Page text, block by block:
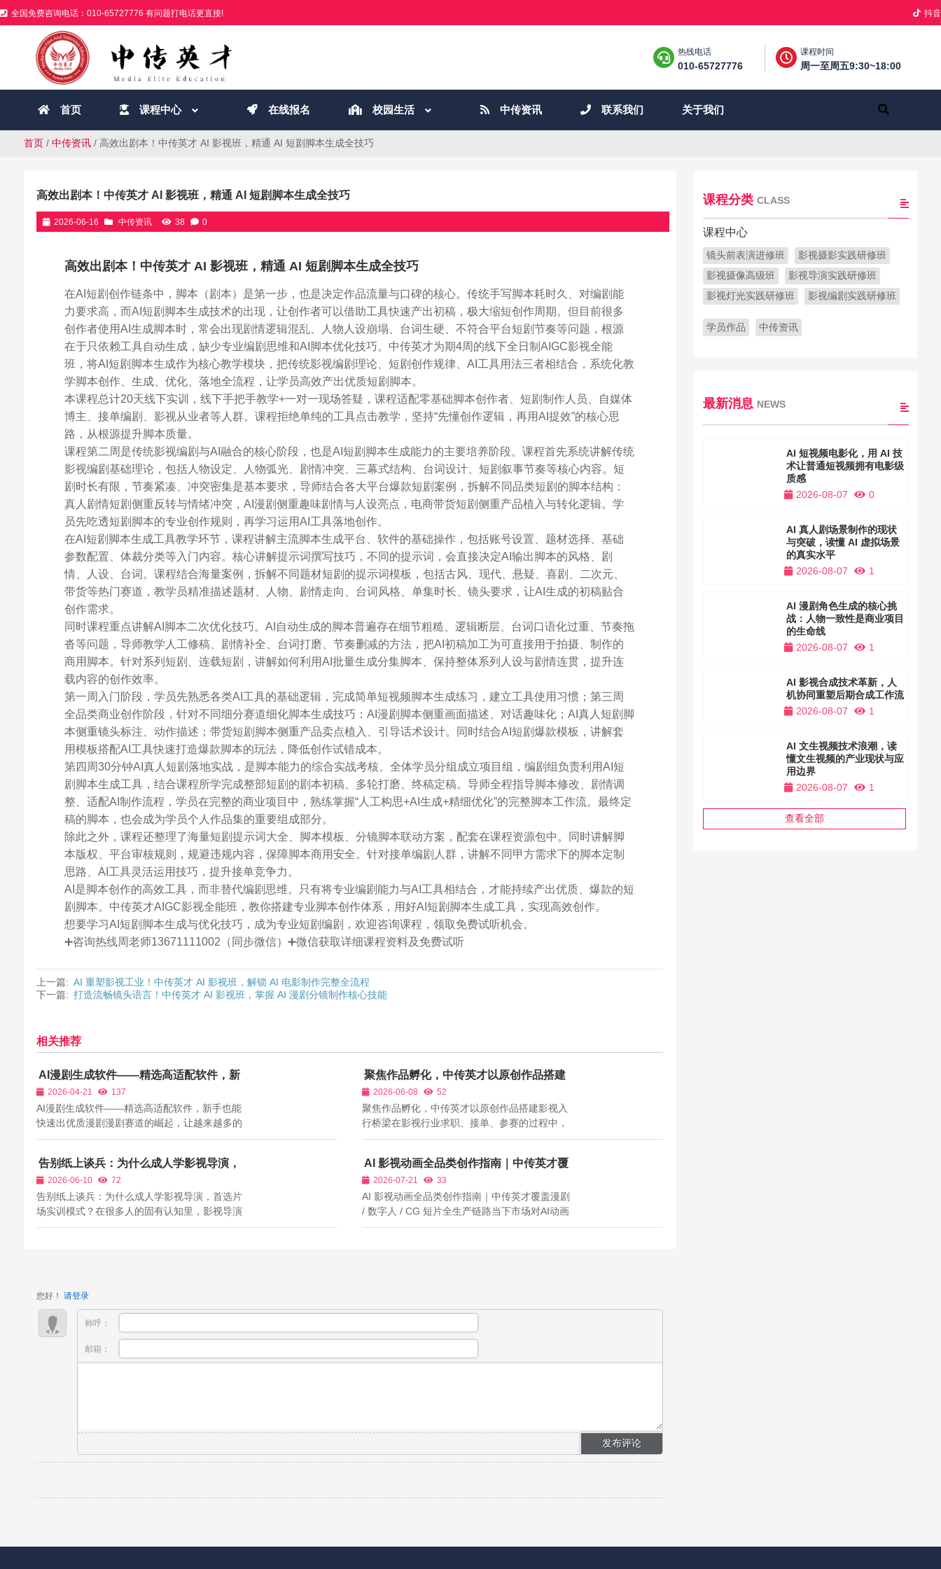
全国免费咨询电话：010-65727776 有问题打电话更直接! 抖音
热线电话
010-65727776
课程时间
周一至周五9:30~18:00
首页 课程中心 在线报名 校园生活 中传资讯 联系我们 关于我们
首页/ 中传资讯/ 高效出剧本！中传英才 AI 影视班，精通 AI 短剧脚本生成全技巧
高效出剧本！中传英才 AI 影视班，精通 AI 短剧脚本生成全技巧
2026-06-16 中传资讯 38 0
高效出剧本！中传英才 AI 影视班，精通 AI 短剧脚本生成全技巧
在AI短剧创作链条中，脚本（剧本）是第一步，也是决定作品流量与口碑的核心。传统手写脚本耗时久、对编剧能
力要求高，而AI短剧脚本生成技术的出现，让创作者可以借助工具快速产出初稿，极大缩短创作周期。但目前很多
创作者使用AI生成脚本时，常会出现剧情逻辑混乱、人物人设崩塌、台词生硬、不符合平台短剧节奏等问题，根源
在于只依赖工具自动生成，缺少专业编剧思维和AI脚本优化技巧。中传英才为期4周的线下全日制AIGC影视全能
班，将AI短剧脚本生成作为核心教学模块，把传统影视编剧理论、短剧创作规律、AI工具用法三者相结合，系统化教
学脚本创作、生成、优化、落地全流程，让学员高效产出优质短剧脚本。
本课程总计20天线下实训，线下手把手教学+一对一现场答疑，课程适配零基础脚本创作者、短剧制作人员、自媒体
博主、接单编剧、影视从业者等人群。课程拒绝单纯的工具点击教学，坚持“先懂创作逻辑，再用AI提效”的核心思
路，从根源提升脚本质量。
课程第二周是传统影视编剧与AI融合的核心阶段，也是AI短剧脚本生成能力的主要培养阶段。课程首先系统讲解传统
影视编剧基础理论，包括人物设定、人物弧光、剧情冲突、三幕式结构、台词设计、短剧叙事节奏等核心内容。短
剧时长有限，节奏紧凑、冲突密集是基本要求，导师结合各大平台爆款短剧案例，拆解不同品类短剧的脚本结构：
真人剧情短剧侧重反转与情绪冲突，AI漫剧侧重趣味剧情与人设亮点，电商带货短剧侧重产品植入与转化逻辑。学
员先吃透短剧脚本的专业创作规则，再学习运用AI工具落地创作。
在AI短剧脚本生成工具教学环节，课程讲解主流脚本生成平台、软件的基础操作，包括账号设置、题材选择、基础
参数配置、体裁分类等入门内容。核心讲解提示词撰写技巧，不同的提示词，会直接决定AI输出脚本的风格、剧
情、人设、台词。课程结合海量案例，拆解不同题材短剧的提示词模板，包括古风、现代、悬疑、喜剧、二次元、
带货等热门赛道，教学员精准描述题材、人物、剧情走向、台词风格、单集时长、镜头要求，让AI生成的初稿贴合
创作需求。
同时课程重点讲解AI脚本二次优化技巧。AI自动生成的脚本普遍存在细节粗糙、逻辑断层、台词口语化过重、节奏拖
沓等问题，导师教学人工修稿、剧情补全、台词打磨、节奏删减的方法，把AI初稿加工为可直接用于拍摄、制作的
商用脚本。针对系列短剧、连载短剧，讲解如何利用AI批量生成分集脚本、保持整体系列人设与剧情连贯，提升连
载内容的创作效率。
第一周入门阶段，学员先熟悉各类AI工具的基础逻辑，完成简单短视频脚本生成练习，建立工具使用习惯；第三周
全品类商业创作阶段，针对不同细分赛道细化脚本生成技巧：AI漫剧脚本侧重画面描述、对话趣味化；AI真人短剧脚
本侧重镜头标注、动作描述；带货短剧脚本侧重产品卖点植入、引导话术设计。同时结合AI短剧爆款模板，讲解套
用模板搭配AI工具快速打造爆款脚本的玩法，降低创作试错成本。
第四周30分钟AI真人短剧落地实战，是脚本能力的综合实战考核。全体学员分组成立项目组，编剧组负责利用AI短
剧脚本生成工具，结合课程所学完成整部短剧的剧本初稿、多轮打磨、终稿定稿。导师全程指导脚本修改、剧情调
整、适配AI制作流程，学员在完整的商业项目中，熟练掌握“人工构思+AI生成+精细优化”的完整脚本工作流。最终定
稿的脚本，也会成为学员个人作品集的重要组成部分。
除此之外，课程还整理了海量短剧提示词大全、脚本模板、分镜脚本联动方案，配套在课程资源包中。同时讲解脚
本版权、平台审核规则，规避违规内容，保障脚本商用安全。针对接单编剧人群，讲解不同甲方需求下的脚本定制
思路、AI工具灵活运用技巧，提升接单竞争力。
AI是脚本创作的高效工具，而非替代编剧思维。只有将专业编剧能力与AI工具相结合，才能持续产出优质、爆款的短
剧脚本。中传英才AIGC影视全能班，教你搭建专业脚本创作体系，用好AI短剧脚本生成工具，实现高效创作。
想要学习AI短剧脚本生成与优化技巧，成为专业短剧编剧，欢迎咨询课程，领取免费试听机会。
➕咨询热线周老师13671111002（同步微信）➕微信获取详细课程资料及免费试听
上一篇: AI 重塑影视工业！中传英才 AI 影视班，解锁 AI 电影制作完整全流程
下一篇: 打造流畅镜头语言！中传英才 AI 影视班，掌握 AI 漫剧分镜制作核心技能
相关推荐
AI漫剧生成软件——精选高适配软件，新
手也能快速出优质漫剧
2026-04-21 137
AI漫剧生成软件——精选高适配软件，新手也能
快速出优质漫剧漫剧赛道的崛起，让越来越多的
人想加入漫剧创作行列，但传统漫剧制作需要专
人很难入局。而AI漫剧生成软件的出现，彻底改
变了这一现状——无需手绘、无需专业功底，...
聚焦作品孵化，中传英才以原创作品搭建
影视入行桥梁
2026-06-08 52
聚焦作品孵化，中传英才以原创作品搭建影视入
行桥梁在影视行业求职、接单、参赛的过程中，
作品集就是最好的简历。无论是导演、摄影师、
作甲方首先查看的就是过往作品。很多影视学习
者经过培训掌握了基础技能，却因为没有...
告别纸上谈兵：为什么成人学影视导演，
首选片场实训模式？
2026-06-10 72
告别纸上谈兵：为什么成人学影视导演，首选片
场实训模式？在很多人的固有认知里，影视导演
是极具艺术门槛的职业，只有科班出身的应届生
AI 影视动画全品类创作指南｜中传英才覆
盖漫剧 / 数字人 / CG 短片全生产链路
2026-07-21 33
AI 影视动画全品类创作指南｜中传英才覆盖漫剧
/ 数字人 / CG 短片全生产链路当下市场对AI动画
需求持续多元化，二次元漫适配网文改编与女性
您好！ 请登录
称呼：
邮箱：
课程分类 CLASS
课程中心
镜头前表演进修班
影视摄影实践研修班
影视摄像高级班
影视导演实践研修班
影视灯光实践研修班
影视编剧实践研修班
学员作品 中传资讯
最新消息 NEWS
AI 短视频电影化，用 AI 技
术让普通短视频拥有电影级
质感
2026-08-07
0
AI 真人剧场景制作的现状
与突破，读懂 AI 虚拟场景
的真实水平
2026-08-07
1
AI 漫剧角色生成的核心挑
战：人物一致性是商业项目
的生命线
2026-08-07
1
AI 影视合成技术革新，人
机协同重塑后期合成工作流
2026-08-07
1
AI 文生视频技术浪潮，读
懂文生视频的产业现状与应
用边界
2026-08-07
1
查看全部